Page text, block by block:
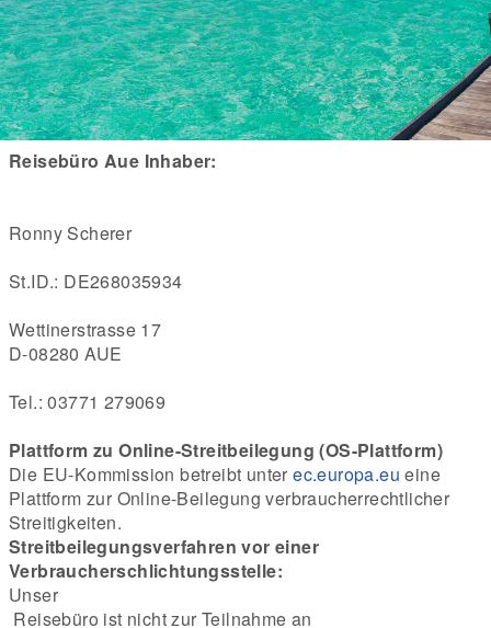
Reisebüro Aue Inhaber:
Ronny Scherer
St.ID.: DE268035934
Wettinerstrasse 17
D-08280 AUE
Tel.: 03771 279069
Plattform zu Online-Streitbeilegung (OS-Plattform)
Die EU-Kommission betreibt unter ec.europa.eu eine
Plattform zur Online-Beilegung verbraucherrechtlicher
Streitigkeiten.
Streitbeilegungsverfahren vor einer
Verbraucherschlichtungsstelle:
Unser